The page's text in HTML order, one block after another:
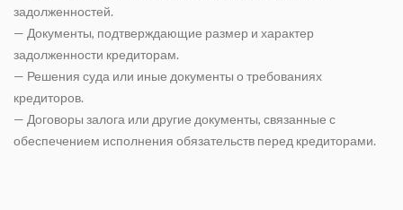
задолженностей.
— Документы, подтверждающие размер и характер
задолженности кредиторам.
— Решения суда или иные документы о требованиях
кредиторов.
— Договоры залога или другие документы, связанные с
обеспечением исполнения обязательств перед кредиторами.